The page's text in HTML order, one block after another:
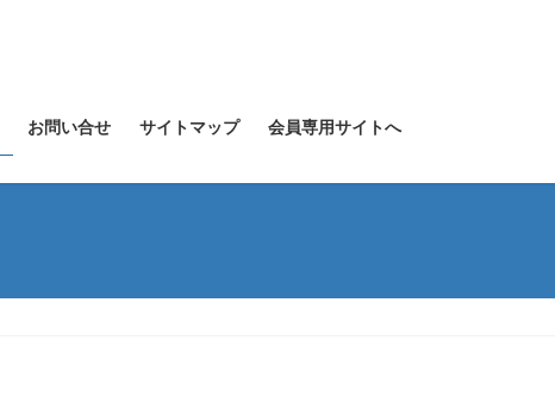
お問い合せ サイトマップ 会員専用サイトへ